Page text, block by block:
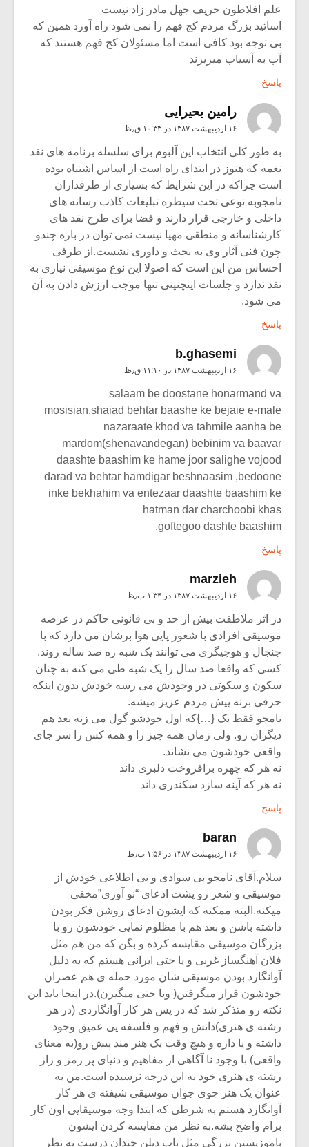
علم افلاطون حریف جهل مادر زاد نیست
اساتید بزرگ مردم کج فهم را نمی شود راه آورد همین که
بی توجه بود کافی است اما مسئولان کج فهم هستند که
آب به آسیاب میریزند
پاسخ
رامین بحیرایی
۱۶ اردیبهشت ۱۳۸۷ در ۱۰:۳۳ ق٫ظ
به طور کلی انتخاب این آلبوم برای سلسله برنامه های نقد
نغمه که هنوز در ابتدای راه است از اساس اشتباه بوده
است چراکه در این شرایط که بسیاری از طرفداران
نامجوبه نوعی تحت سیطره تبلیغات کاذب رسانه های
داخلی و خارجی قرار دارند و فضا برای طرح نقد های
کارشناسانه و منطقی مهیا نیست نمی توان در باره چندو
چون فنی آثار وی به بحث و داوری نشست.از طرفی
احساس من این است که اصولا این نوع موسیقی نیازی به
نقد ندارد و جلسات اینچنینی تنها موجب ارزش دادن به آن
می شود.
پاسخ
b.ghasemi
۱۶ اردیبهشت ۱۳۸۷ در ۱۱:۱۰ ق٫ظ
salaam be doostane honarmand va
mosisian.shaiad behtar baashe ke bejaie e-male
nazaraate khod va tahmile aanha be
mardom(shenavandegan) bebinim va baavar
daashte baashim ke hame joor salighe vojood
darad va behtar hamdigar beshnaasim ,bedoone
inke bekhahim va entezaar daashte baashim ke
hatman dar charchoobi khas
goftegoo dashte baashim.
پاسخ
marzieh
۱۶ اردیبهشت ۱۳۸۷ در ۱:۳۴ ب٫ظ
در اثر ملاطفت بیش از حد و بی قانونی حاکم در عرصه
موسیقی افرادی با شعور پایی هوا برشان می دارد که با
جنجال و هوچیگری می توانند یک شبه ره صد ساله روند.
کسی که واقعا صد سال را یک شبه طی می کنه به چنان
سکون و سکوتی در وجودش می رسه خودش بدون اینکه
حرفی بزنه پیش مردم عزیز میشه.
نامجو فقط یک {…}که اول خودشو گول می زنه بعد هم
دیگران رو. ولی زمان همه چیز را و همه کس را سر جای
واقعی خودشون می نشاند.
نه هر که چهره برافروخت دلبری داند
نه هر که آینه سازد سکندری داند
پاسخ
baran
۱۶ اردیبهشت ۱۳۸۷ در ۱:۵۶ ب٫ظ
سلام.آقای نامجو بی سوادی و بی اطلاعی خودش از
موسیقی و شعر رو پشت ادعای “نو آوری”مخفی
میکنه.البته ممکنه که ایشون ادعای روشن فکر بودن
داشته باشن و بعد هم با مظلوم نمایی خودشون رو با
بزرگان موسیقی مقایسه کرده و بگن که من هم مثل
فلان آهنگساز غربی و یا حتی ایرانی هستم که به دلیل
آوانگارد بودن موسیقی شان مورد حمله ی هم عصران
خودشون قرار میگرفتن( ویا حتی میگیرن).در اینجا باید این
نکته رو متذکر شد که در پس هر کار آوانگاردی (در هر
رشته ی هنری)دانش و فهم و فلسفه یی عمیق وجود
داشته و یا داره و هیچ وقت یک هنر مند پیش رو(به معنای
واقعی) با وجود نا آگاهی از مفاهیم و دنیای پر رمز و راز
رشته ی هنری خود به این درجه نرسیده است.من به
عنوان یک هنر جوی جوان موسیقی شیفته ی هر کار
آوانگارد هستم به شرطی که ابتدا وجه موسیقایی اون کار
برام واضح بشه.به نظر من مقایسه کردن ایشون
باموزیسین بزرگی مثل باب دیلن چندان درست به نظر